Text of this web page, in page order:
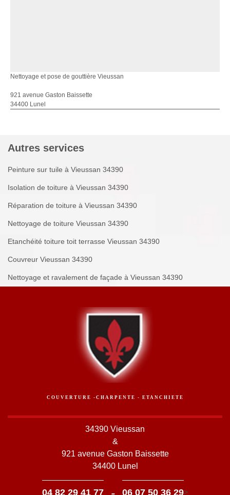
Nettoyage et pose de gouttière Vieussan
921 avenue Gaston Baissette
34400 Lunel
Autres services
Peinture sur tuile à Vieussan 34390
Isolation de toiture à Vieussan 34390
Réparation de toiture à Vieussan 34390
Nettoyage de toiture Vieussan 34390
Etanchéité toiture toit terrasse Vieussan 34390
Couvreur Vieussan 34390
Nettoyage et ravalement de façade à Vieussan 34390
COUVERTURE -CHARPENTE - ETANCHIETE
34390 Vieussan
&
921 avenue Gaston Baissette
34400 Lunel
04 82 29 41 77 06 07 50 36 29>